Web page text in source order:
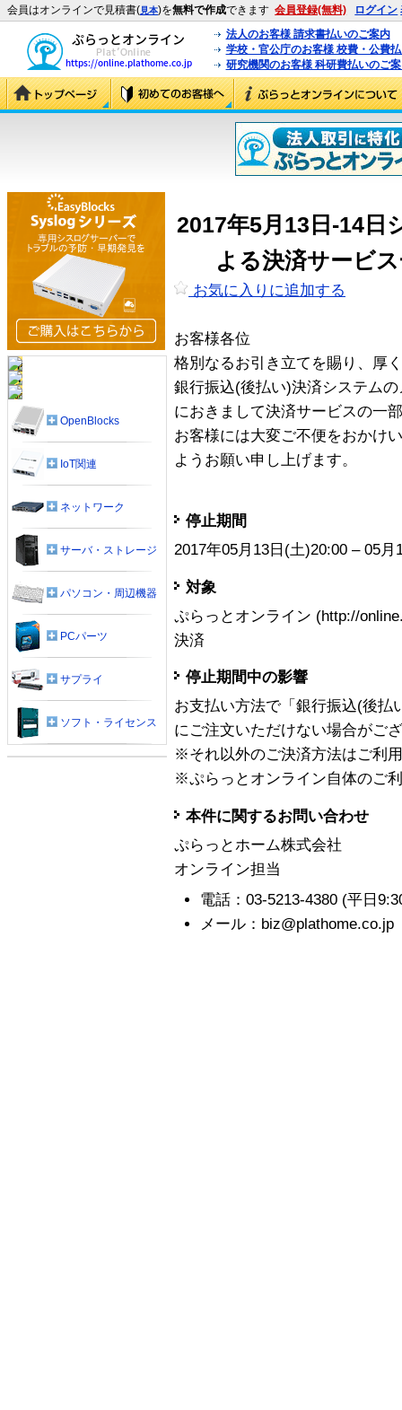
会員はオンラインで見積書(見本)を無料で作成できます 会員登録(無料) ログイン
法人のお客様 請求書払いのご案内
学校・官公庁のお客様 校費・公費
研究機関のお客様 科研費払いのご
2017年5月13日-14日
よる決済サービ
お気に入りに追加する
お客様各位
格別なるお引き立てを賜り、厚
銀行振込(後払い)決済システム
におきまして決済サービスの一
お客様には大変ご不便をおかけ
ようお願い申し上げます。
停止期間
2017年05月13日(土)20:00 – 05
対象
ぷらっとオンライン (http://
決済
停止期間中の影響
お支払い方法で「銀行振込(後払
にご注文いただけない場合がご
※それ以外のご決済方法はご利
※ぷらっとオンライン自体のご
本件に関するお問い合わせ
ぷらっとホーム株式会社
オンライン担当
電話：03-5213-4380 (平日
メール：biz@plathome.co.jp
OpenBlocks
IoT関連
ネットワーク
サーバ・ストレージ
パソコン・周辺機器
PCパーツ
サプライ
ソフト・ライセンス